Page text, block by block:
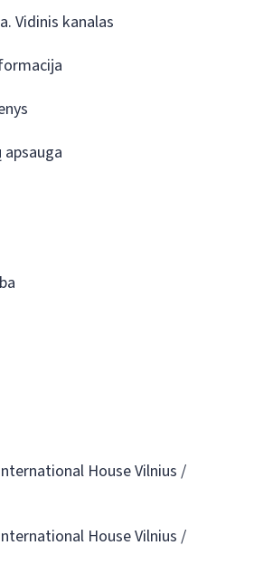
Vidinis kanalas
House Vilnius /
House Vilnius /